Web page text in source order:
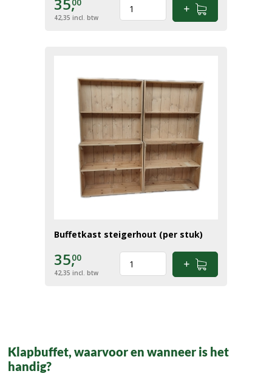
42,35 incl. btw
Buffetkast steigerhout (per stuk)
35,00
42,35 incl. btw
Klapbuffet, waarvoor en wanneer is het
handig?